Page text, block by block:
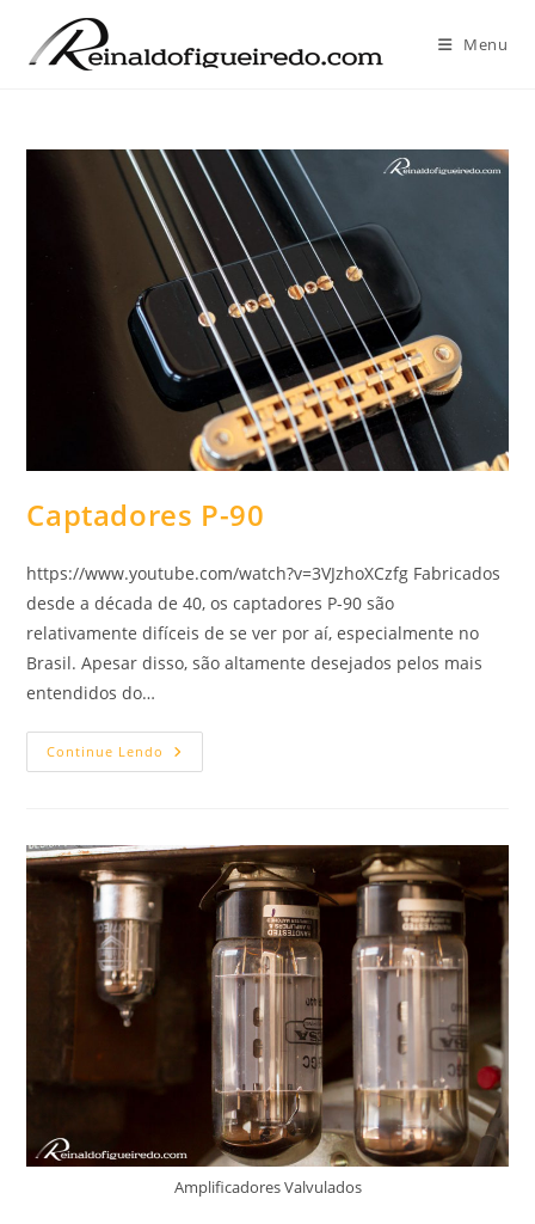
Menu
Captadores P-90
https://www.youtube.com/watch?v=3VJzhoXCzfg Fabricados
desde a década de 40, os captadores P-90 são
relativamente difíceis de se ver por aí, especialmente no
Brasil. Apesar disso, são altamente desejados pelos mais
entendidos do…
Continue Lendo Captadores
P-
Amplificadores Valvulados